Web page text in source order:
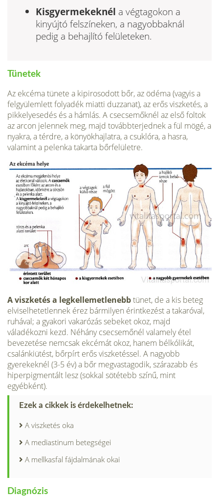
Kisgyermekeknél a végtagokon a
kinyújtó felszíneken, a nagyobbaknál
pedig a behajlító felületeken.
Tünetek
Az ekcéma tünete a kipiro­sodott bőr, az ödéma (vagyis a
felgyülem­lett folyadék miatti duzzanat), az erős viszketés, a
pikkelyesedés és a hámlás. A csecsemőknél az első foltok
az arcon jelennek meg, majd továbbterjednek a fül mögé, a
nyakra, a térdre, a könyökhajlatra, a csuklóra, a hasra,
valamint a pelenka takarta bőrfelületre.
A viszketés a legkel­lemetlenebbtünet, de a kis beteg
elvisel­hetetlennek érez bármilyen érintkezést a takaróval,
ruhával; a gyakori vakarózás sebeket okoz, majd
váladékozni kezd. Néhány csecsemőnél valamely étel
bevezetése nemcsak ekcémát okoz, hanem bélkólikát,
csalánkiütést, bőrpírt erős viszketéssel. A nagyobb
gyerekeknél (3-5 év) a bőr megvastagodik, szárazabb és
hiperpigmentált lesz (sokkal sötétebb színű, mint
egyébként).
Ezek a cikkek is érdekelhetnek:
A viszketés oka
A mediastinum betegségei
A mellkasfal fájdalmának okai
Diagnózis